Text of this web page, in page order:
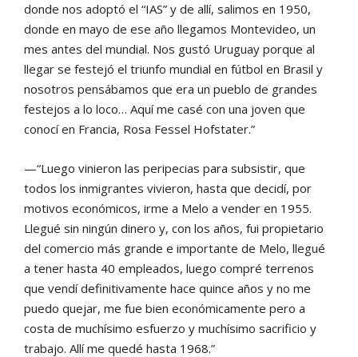
donde nos adoptó el “IAS” y de allí, salimos en 1950,
donde en mayo de ese año llegamos Montevideo, un
mes antes del mundial. Nos gustó Uruguay porque al
llegar se festejó el triunfo mundial en fútbol en Brasil y
nosotros pensábamos que era un pueblo de grandes
festejos a lo loco… Aquí me casé con una joven que
conocí en Francia, Rosa Fessel Hofstater.”
—“Luego vinieron las peripecias para subsistir, que
todos los inmigrantes vivieron, hasta que decidí, por
motivos económicos, irme a Melo a vender en 1955.
Llegué sin ningún dinero y, con los años, fui propietario
del comercio más grande e importante de Melo, llegué
a tener hasta 40 empleados, luego compré terrenos
que vendí definitivamente hace quince años y no me
puedo quejar, me fue bien económicamente pero a
costa de muchísimo esfuerzo y muchísimo sacrificio y
trabajo. Allí me quedé hasta 1968.”